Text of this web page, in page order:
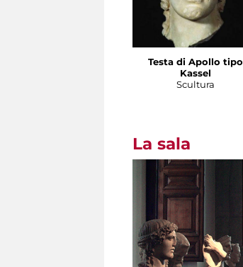
Testa di Apollo tipo
Kassel
Scultura
La sala